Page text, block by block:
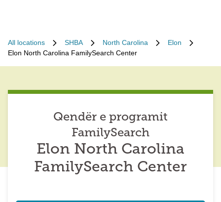
All locations SHBA North Carolina
Elon
Elon North Carolina FamilySearch Center
Qendër e programit
FamilySearch
Elon North Carolina
FamilySearch Center